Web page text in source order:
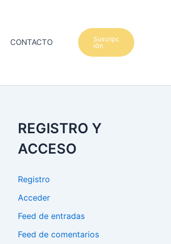
CONTACTO
Suscripc
ión
REGISTRO Y
ACCESO
Registro
Acceder
Feed de entradas
Feed de comentarios